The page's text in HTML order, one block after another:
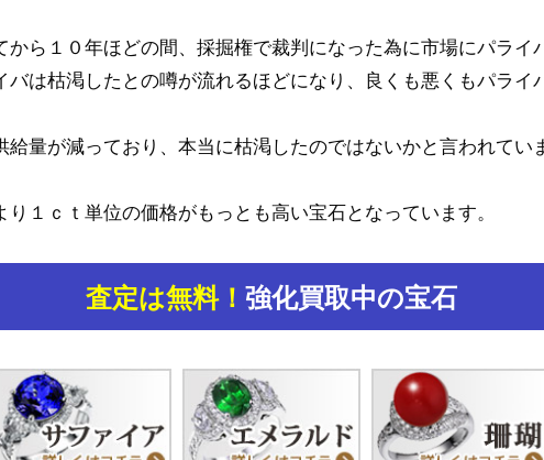
から１０年ほどの間、採掘権で裁判になった為に市場にパライ
バは枯渇したとの噂が流れるほどになり、良くも悪くもパライ
量が減っており、本当に枯渇したのではないかと言われてい
１ｃｔ単位の価格がもっとも高い宝石となっています。
査定は無料！ 強化買取中の宝石